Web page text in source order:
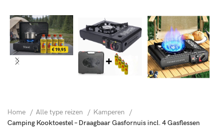
Home Alle type reizen
Kamperen
Camping Kooktoestel – Draagbaar Gasfornuis incl. 4 Gasflessen